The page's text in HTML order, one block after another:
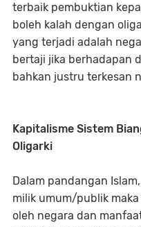
terbaik pembuktian
boleh kalah dengan
yang terjadi adalah
bertaji jika berhadapan
bahkan justru terkesan
Kapitalisme Sistem
Oligarki
Dalam pandangan
milik umum/publik
oleh negara dan